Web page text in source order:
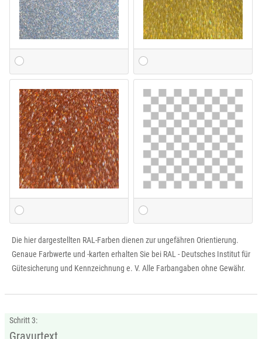
Die hier dargestellten RAL-Farben dienen zur ungefähren Orientierung.
Genaue Farbwerte und -karten erhalten Sie bei RAL - Deutsches Institut für
Gütesicherung und Kennzeichnung e. V. Alle Farbangaben ohne Gewähr.
Schritt 3:
Gravurtext